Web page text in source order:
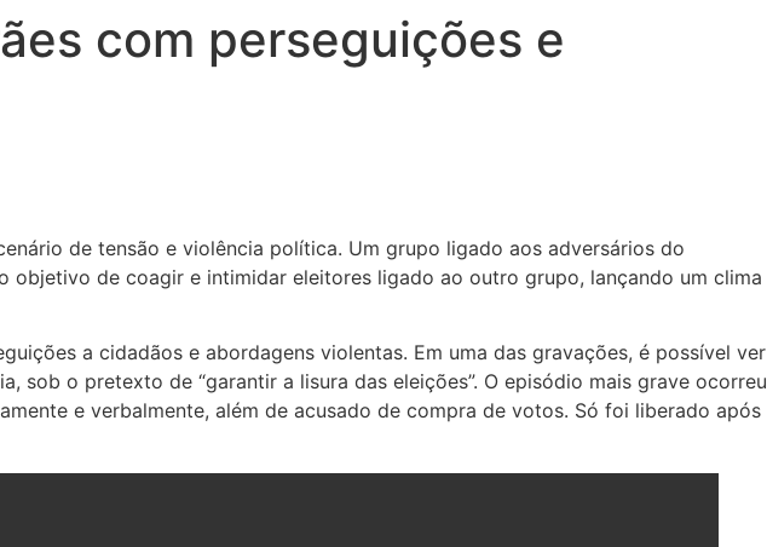
com perseguições e
de tensão e violência política. Um grupo ligado aos adversários do
de coagir e intimidar eleitores ligado ao outro grupo, lançando um clima
a cidadãos e abordagens violentas. Em uma das gravações, é possível ver
sob o pretexto de “garantir a lisura das eleições”. O episódio mais grave ocorreu
e verbalmente, além de acusado de compra de votos. Só foi liberado após